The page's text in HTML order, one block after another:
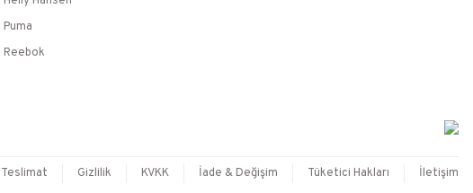
Puma
Reebok
Gizlilik KVKK İade & Değişim Tüketici Hakları İletişim